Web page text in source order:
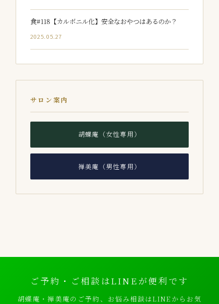
食#118【カルボニル化】安全なおやつはあるのか？
2025.05.27
サロン案内
胡蝶庵（女性専用）
禅美庵（男性専用）
ご予約・ご相談はLINEが便利です
胡蝶庵・禅美庵のご予約、お悩み相談はLINEからお気